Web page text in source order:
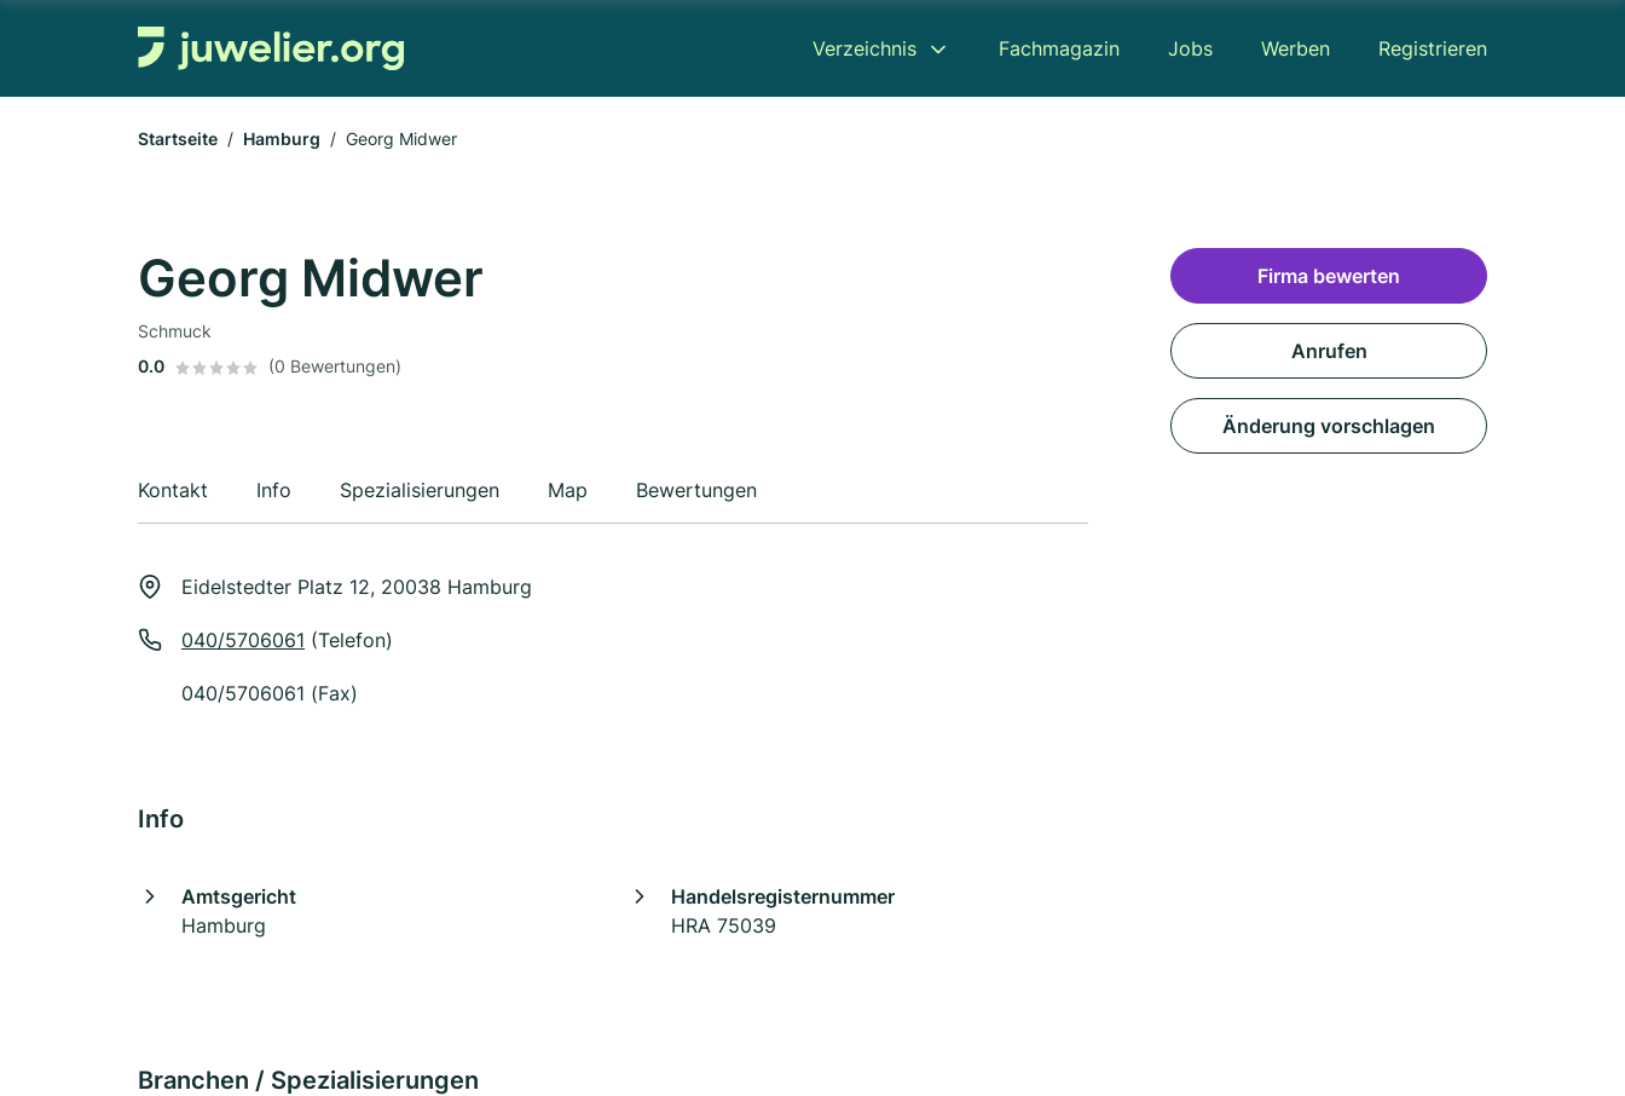
Verzeichnis Fachmagazin Jobs Werben Registrieren
Startseite Hamburg Georg Midwer
Georg Midwer
Schmuck
0.0
(0 Bewertungen)
Kontakt Info Spezialisierungen Map Bewertungen
Eidelstedter Platz 12, 20038 Hamburg
040/5706061 (Telefon)
040/5706061 (Fax)
Info
Amtsgericht
Hamburg
Handelsregisternummer
HRA 75039
Branchen / Spezialisierungen
Firma bewerten
Anrufen
Änderung vorschlagen